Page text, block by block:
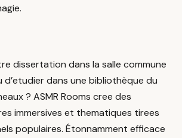
dissertation dans la salle commune
d’etudier dans une bibliothèque du
? ASMR Rooms cree des
immersives et thematiques tirees
populaires. Étonnamment efficace